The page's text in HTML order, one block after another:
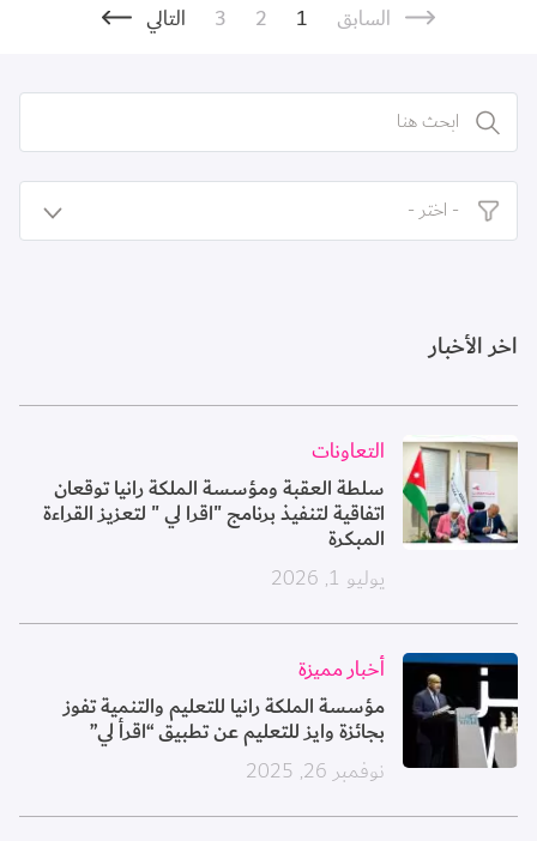
Pagination Previous page
السابق Current page
1 الصفحة
2 الصفحة
3 الصفحة التالية
التالي
اخر الأخبار
الصورة التعاونات
سلطة العقبة ومؤسسة الملكة رانيا توقعان
اتفاقية لتنفيذ برنامج "اقرا لي " لتعزيز القراءة
المبكرة
يوليو 1, 2026
الصورة أخبار مميزة
مؤسسة الملكة رانيا للتعليم والتنمية تفوز
بجائزة وايز للتعليم عن تطبيق “اقرأ لي”
نوفمبر 26, 2025